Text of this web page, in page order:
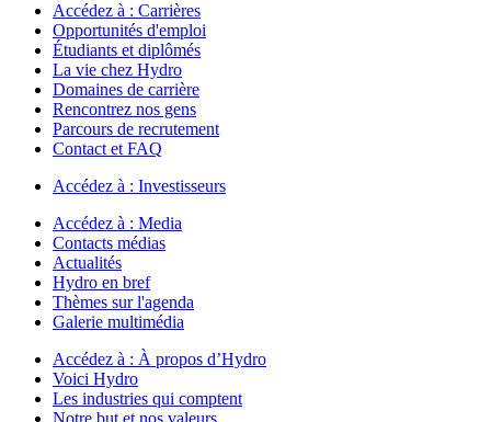
Accédez à : Carrières
Opportunités d'emploi
Étudiants et diplômés
La vie chez Hydro
Domaines de carrière
Rencontrez nos gens
Parcours de recrutement
Contact et FAQ
Accédez à : Investisseurs
Accédez à : Media
Contacts médias
Actualités
Hydro en bref
Thèmes sur l'agenda
Galerie multimédia
Accédez à : À propos d’Hydro
Voici Hydro
Les industries qui comptent
Notre but et nos valeurs